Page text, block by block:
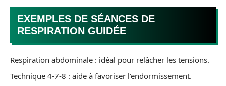
EXEMPLES DE SÉANCES DE
RESPIRATION GUIDÉE
Respiration abdominale : idéal pour relâcher les tensions.
Technique 4-7-8 : aide à favoriser l’endormissement.